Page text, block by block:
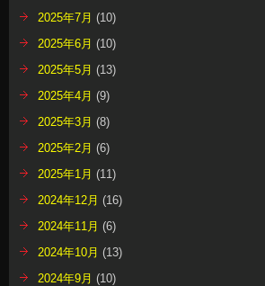
2025年7月 (10)
2025年6月 (10)
2025年5月 (13)
2025年4月 (9)
2025年3月 (8)
2025年2月 (6)
2025年1月 (11)
2024年12月 (16)
2024年11月 (6)
2024年10月 (13)
2024年9月 (10)